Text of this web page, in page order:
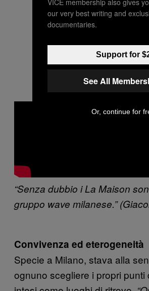
“Senza dubbio iLa Maison
gruppo wave milanese.”
Convivenza ed eterogeneità
Specie a Milano, stava alla
ognuno scegliere i propri punti
our very best writing and
documentaries.
Support for
See All
Or, continue for